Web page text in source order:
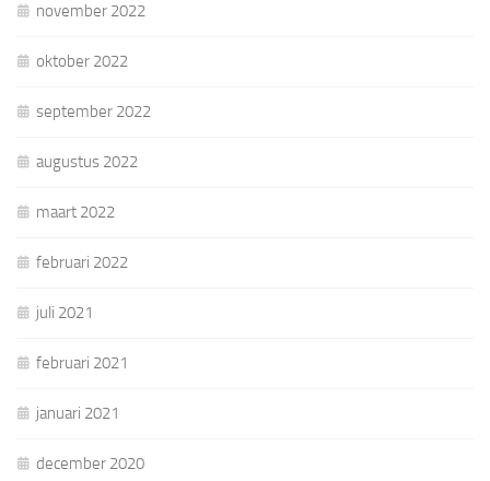
november 2022
oktober 2022
september 2022
augustus 2022
maart 2022
februari 2022
juli 2021
februari 2021
januari 2021
december 2020